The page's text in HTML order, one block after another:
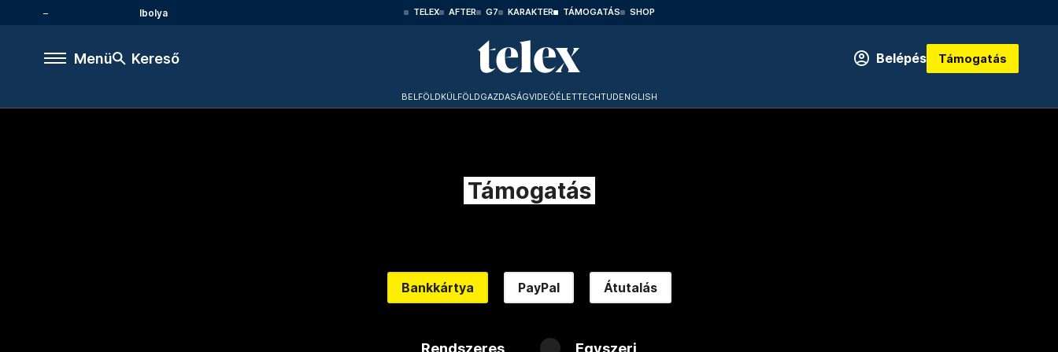
Ibolya TELEX AFTER G7 KARAKTER TÁMOGATÁS SHOP
Menü Kereső Belépés Támogatás
BELFÖLDKÜLFÖLDGAZDASÁGVIDEÓÉLETTECHTUDENGLISH
Támogatás
Bankkártya PayPal Átutalás
Rendszeres Egyszeri